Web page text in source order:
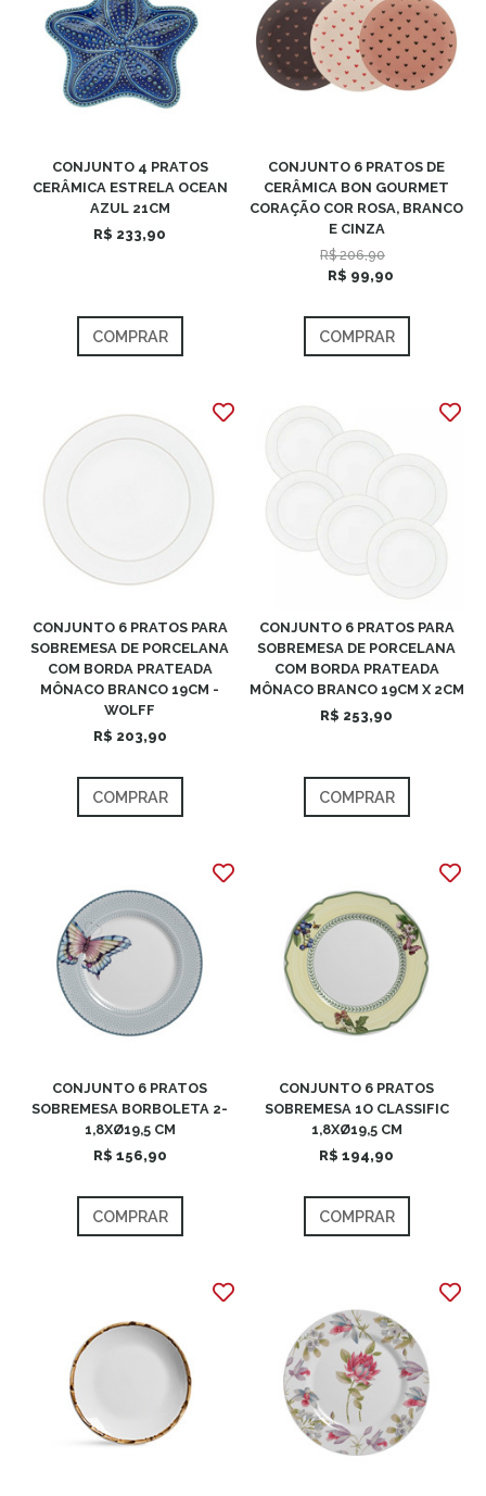
CONJUNTO 4 PRATOS
CERÂMICA ESTRELA OCEAN
AZUL 21CM
R$ 233,90
COMPRAR
CONJUNTO 6 PRATOS DE
CERÂMICA BON GOURMET
CORAÇÃO COR ROSA, BRANCO
E CINZA
R$ 206,90
R$ 99,90
COMPRAR
CONJUNTO 6 PRATOS PARA
SOBREMESA DE PORCELANA
COM BORDA PRATEADA
MÔNACO BRANCO 19CM -
WOLFF
R$ 203,90
COMPRAR
CONJUNTO 6 PRATOS PARA
SOBREMESA DE PORCELANA
COM BORDA PRATEADA
MÔNACO BRANCO 19CM X 2CM
R$ 253,90
COMPRAR
CONJUNTO 6 PRATOS
SOBREMESA BORBOLETA 2-
1,8XØ19,5 CM
R$ 156,90
COMPRAR
CONJUNTO 6 PRATOS
SOBREMESA 1O CLASSIFIC
1,8XØ19,5 CM
R$ 194,90
COMPRAR